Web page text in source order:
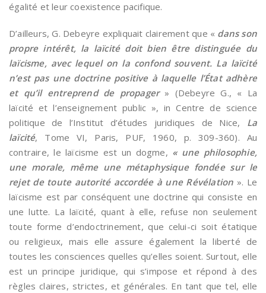
égalité et leur coexistence pacifique.
D’ailleurs, G. Debeyre expliquait clairement que « dans son
propre intérêt, la laïcité doit bien être distinguée du
laïcisme, avec lequel on la confond souvent. La laïcité
n’est pas une doctrine positive à laquelle l’État adhère
et qu’il entreprend de propager» (Debeyre G., « La
laïcité et l’enseignement public », in Centre de science
politique de l’Institut d’études juridiques de Nice, La
laïcité, Tome VI, Paris, PUF, 1960, p. 309-360). Au
contraire, le laïcisme est un dogme, « une philosophie,
une morale, même une métaphysique fondée sur le
rejet de toute autorité accordée à une Révélation ». Le
laïcisme est par conséquent une doctrine qui consiste en
une lutte. La laïcité, quant à elle, refuse non seulement
toute forme d’endoctrinement, que celui-ci soit étatique
ou religieux, mais elle assure également la liberté de
toutes les consciences quelles qu’elles soient. Surtout, elle
est un principe juridique, qui s’impose et répond à des
règles claires, strictes, et générales. En tant que tel, elle